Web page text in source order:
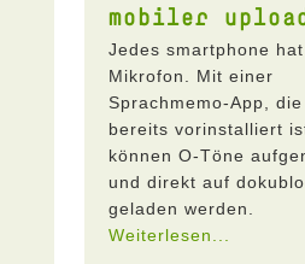
mobiler
Jedes smartphone
Mikrofon. Mit einer
Sprachmemo-App,
bereits vorinstalliert
können O-Töne
und direkt auf
geladen werden.
Weiterlesen...